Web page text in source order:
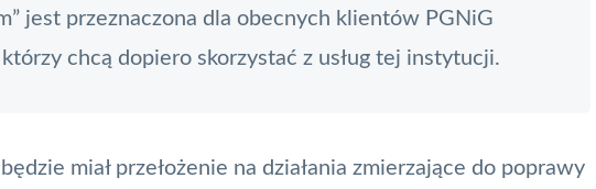
jest przeznaczona dla obecnych klientów PGNiG
chcą dopiero skorzystać z usług tej instytucji.
miał przełożenie na działania zmierzające do poprawy